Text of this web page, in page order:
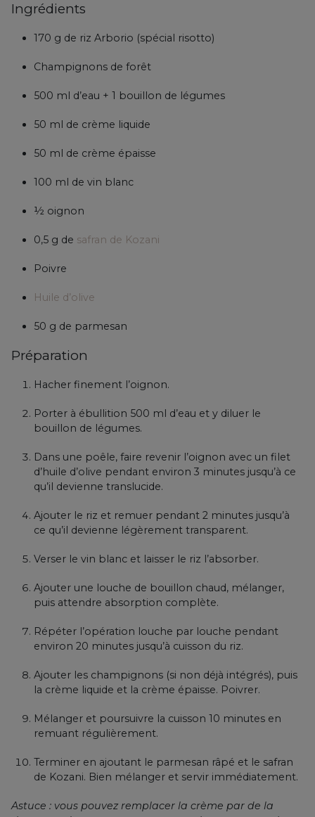
Ingrédients
170 g de riz Arborio (spécial risotto)
Champignons de forêt
500 ml d’eau + 1 bouillon de légumes
50 ml de crème liquide
50 ml de crème épaisse
100 ml de vin blanc
½ oignon
0,5 g de safran de Kozani
Poivre
Huile d’olive
50 g de parmesan
Préparation
Hacher finement l’oignon.
Porter à ébullition 500 ml d’eau et y diluer le
bouillon de légumes.
Dans une poêle, faire revenir l’oignon avec un filet
d’huile d’olive pendant environ 3 minutes jusqu’à ce
qu’il devienne translucide.
Ajouter le riz et remuer pendant 2 minutes jusqu’à
ce qu’il devienne légèrement transparent.
Verser le vin blanc et laisser le riz l’absorber.
Ajouter une louche de bouillon chaud, mélanger,
puis attendre absorption complète.
Répéter l’opération louche par louche pendant
environ 20 minutes jusqu’à cuisson du riz.
Ajouter les champignons (si non déjà intégrés), puis
la crème liquide et la crème épaisse. Poivrer.
Mélanger et poursuivre la cuisson 10 minutes en
remuant régulièrement.
Terminer en ajoutant le parmesan râpé et le safran
de Kozani. Bien mélanger et servir immédiatement.
Astuce : vous pouvez remplacer la crème par de la